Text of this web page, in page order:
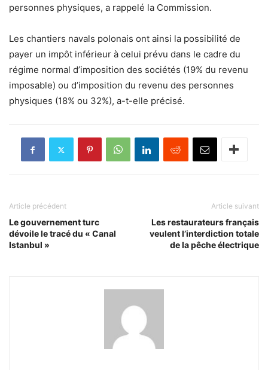
personnes physiques, a rappelé la Commission.
Les chantiers navals polonais ont ainsi la possibilité de
payer un impôt inférieur à celui prévu dans le cadre du
régime normal d’imposition des sociétés (19% du revenu
imposable) ou d’imposition du revenu des personnes
physiques (18% ou 32%), a-t-elle précisé.
Article précédent
Le gouvernement turc
dévoile le tracé du « Canal
Istanbul »
Article suivant
Les restaurateurs français
veulent l’interdiction totale
de la pêche électrique